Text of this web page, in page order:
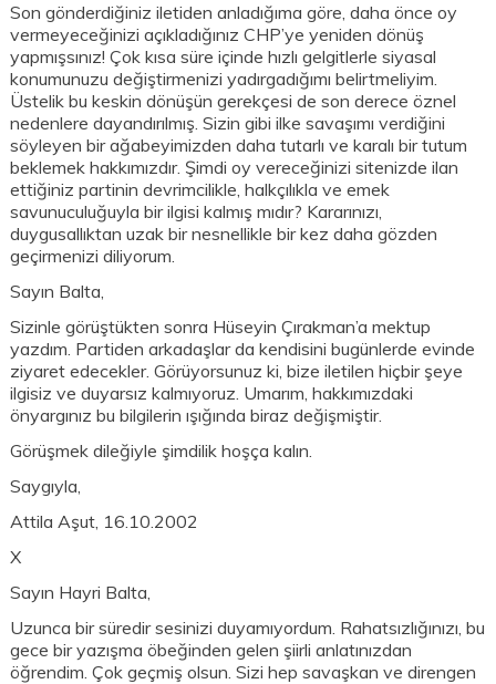
Son gönderdiğiniz iletiden anladığıma göre, daha önce oy
vermeyeceğinizi açıkladığınız CHP’ye yeniden dönüş
yapmışsınız! Çok kısa süre içinde hızlı gelgitlerle siyasal
konumunuzu değiştirmenizi yadırgadığımı belirtmeliyim.
Üstelik bu keskin dönüşün gerekçesi de son derece öznel
nedenlere dayandırılmış. Sizin gibi ilke savaşımı verdiğini
söyleyen bir ağabeyimizden daha tutarlı ve karalı bir tutum
beklemek hakkımızdır. Şimdi oy vereceğinizi sitenizde ilan
ettiğiniz partinin devrimcilikle, halkçılıkla ve emek
savunuculuğuyla bir ilgisi kalmış mıdır? Kararınızı,
duygusallıktan uzak bir nesnellikle bir kez daha gözden
geçirmenizi diliyorum.
Sayın Balta,
Sizinle görüştükten sonra Hüseyin Çırakman’a mektup
yazdım. Partiden arkadaşlar da kendisini bugünlerde evinde
ziyaret edecekler. Görüyorsunuz ki, bize iletilen hiçbir şeye
ilgisiz ve duyarsız kalmıyoruz. Umarım, hakkımızdaki
önyargınız bu bilgilerin ışığında biraz değişmiştir.
Görüşmek dileğiyle şimdilik hoşça kalın.
Saygıyla,
Attila Aşut, 16.10.2002
X
Sayın Hayri Balta,
Uzunca bir süredir sesinizi duyamıyordum. Rahatsızlığınızı, bu
gece bir yazışma öbeğinden gelen şiirli anlatınızdan
öğrendim. Çok geçmiş olsun. Sizi hep savaşkan ve direngen